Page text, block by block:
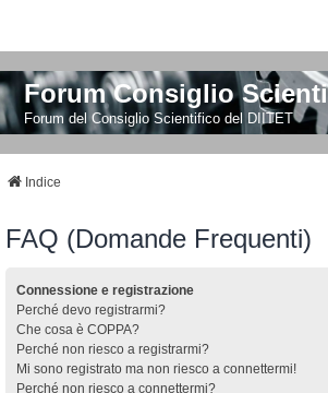
Forum Consiglio
Forum del Consiglio Scientifico del DIITET
Indice
FAQ (Domande Frequenti)
Connessione e registrazione
Perché devo registrarmi?
Che cosa è COPPA?
Perché non riesco a registrarmi?
Mi sono registrato ma non riesco a connettermi!
Perché non riesco a connettermi?